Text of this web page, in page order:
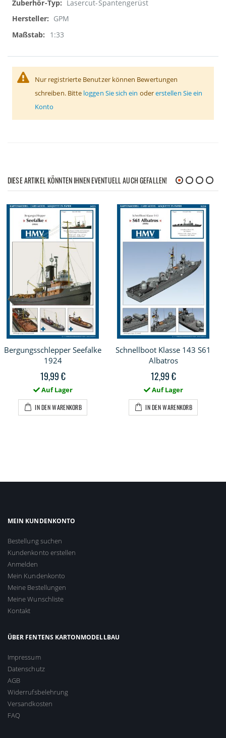
Lasercut-Spantengerüst
GPM
1:33
Nur registrierte Benutzer können Bewertungen
schreiben. Bitte loggen Sie sich ein odererstellen Sie ein
Konto
DIESE ARTIKEL KÖNNTEN IHNEN EVENTUELL AUCH GEFALLEN!
Bergungsschlepper Seefalke
1924
19,99 €
Auf Lager
IN DEN WARENKORB
Schnellboot Klasse 143 S61
Albatros
12,99 €
Auf Lager
IN DEN WARENKORB
MEIN KUNDENKONTO
Bestellung suchen
Kundenkonto erstellen
Anmelden
Mein Kundenkonto
Meine Bestellungen
Meine Wunschliste
Kontakt
ÜBER FENTENS KARTONMODELLBAU
Impressum
Datenschutz
AGB
Widerrufsbelehrung
Versandkosten
FAQ